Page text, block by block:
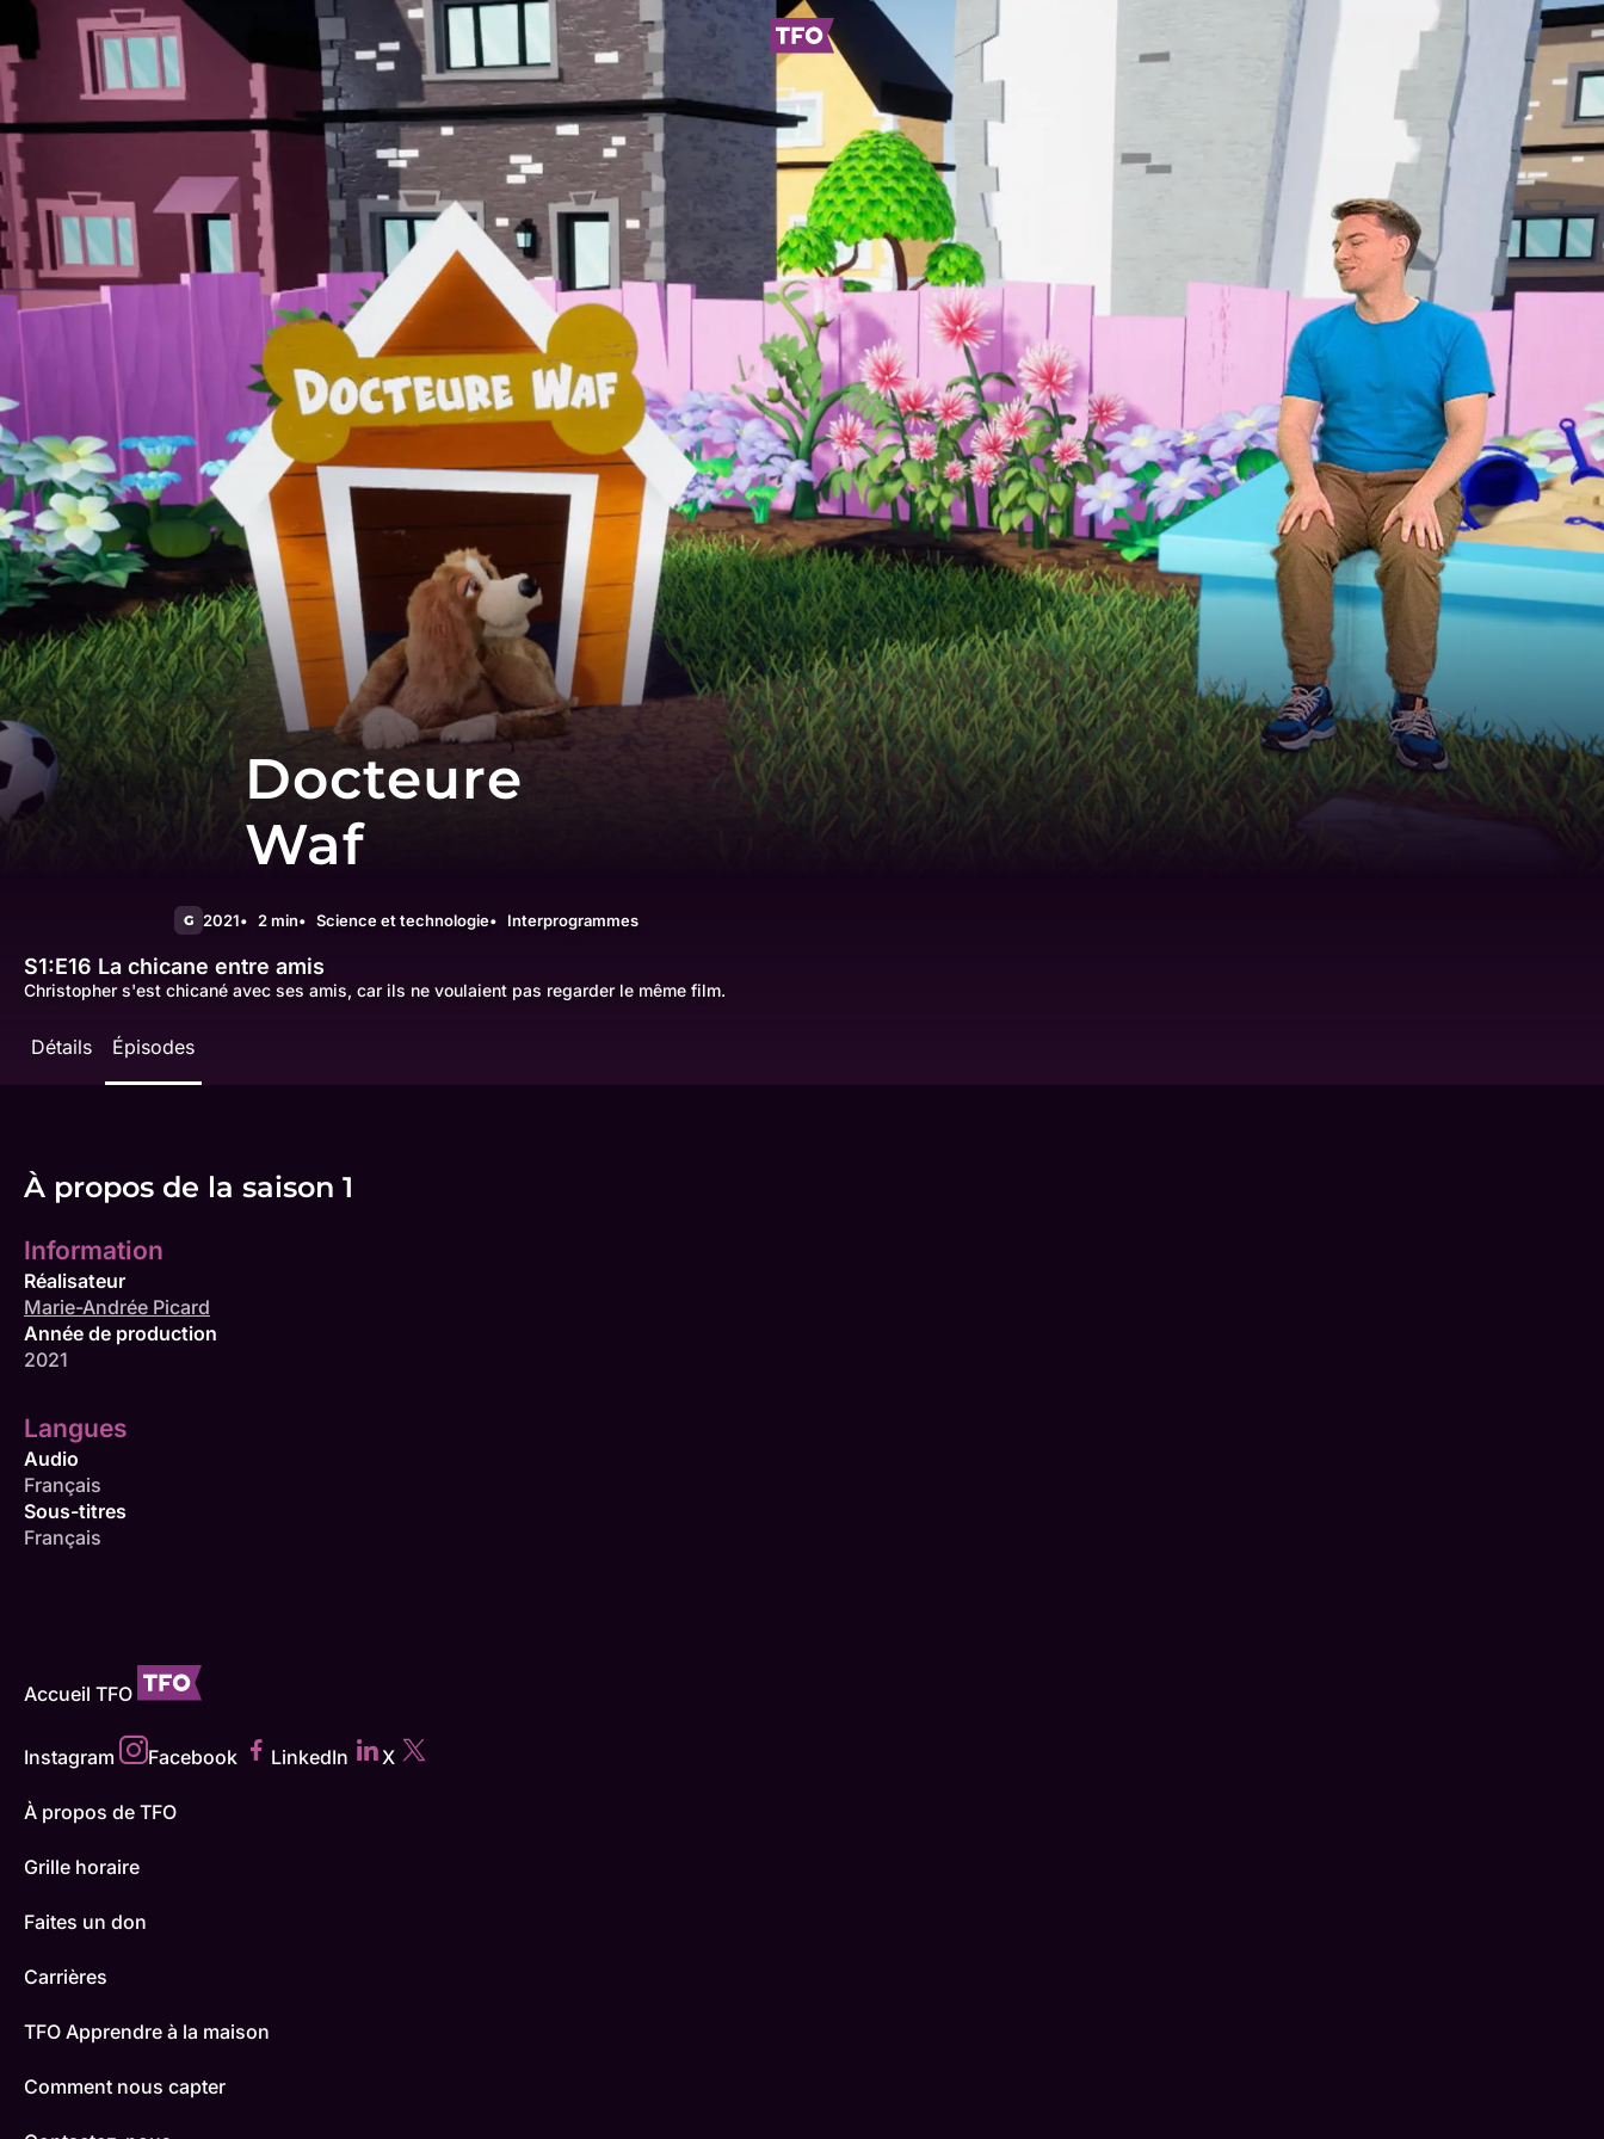
Docteure
Waf
G 2021 2 min Science et technologie Interprogrammes
S1:E16 La chicane entre amis
Christopher s'est chicané avec ses amis, car ils ne voulaient pas regarder le même film.
Détails Épisodes
À propos de la saison 1
Information
Réalisateur
Marie-Andrée Picard
Année de production
2021
Langues
Audio
Français
Sous-titres
Français
Accueil TFO
Instagram Facebook LinkedIn X
À propos de TFO
Grille horaire
Faites un don
Carrières
TFO Apprendre à la maison
Comment nous capter